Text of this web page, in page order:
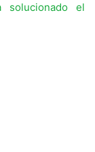
solucionado el